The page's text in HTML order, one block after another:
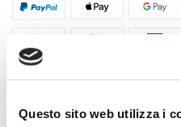
Questo sito web utilizza i
Collant velato 40 den, corpino